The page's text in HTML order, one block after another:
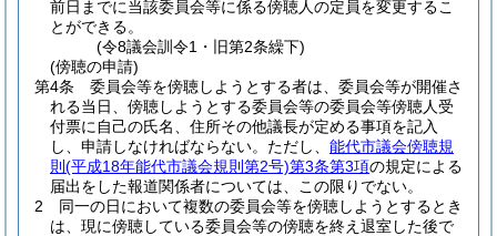
前日までに当該委員会等に係る傍聴人の定員を変更するこ
とができる。
(令8議会訓令1・旧第2条繰下)
(傍聴の申請)
第4条
委員会等を傍聴しようとする者は、委員会等が開催さ
れる当日、傍聴しようとする委員会等の委員会等傍聴人受
付票に自己の氏名、住所その他議長が定める事項を記入
し、申請しなければならない。 ただし、 能代市議会傍聴規
則 (平成18年能代市議会規則第2号)第3条第3項の規定による
届出をした報道関係者については、この限りでない。
2
同一の日において複数の委員会等を傍聴しようとするとき
は、現に傍聴している委員会等の傍聴を終え退室した後で